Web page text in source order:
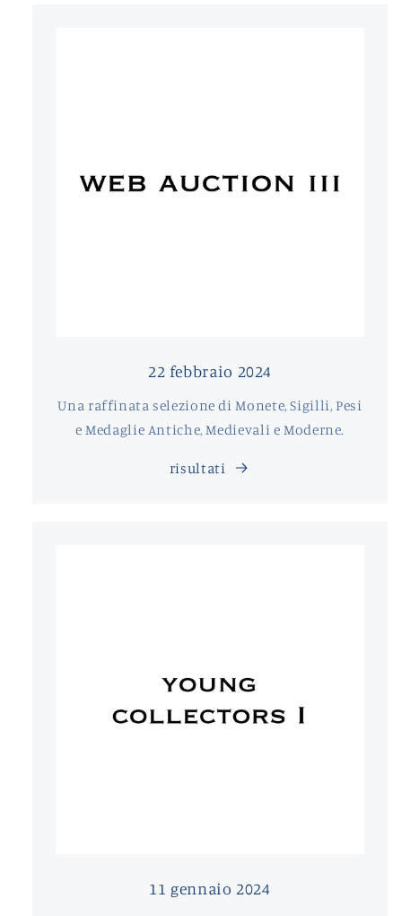
22 febbraio 2024
Una raffinata selezione di Monete, Sigilli, Pesi
e Medaglie Antiche, Medievali e Moderne.
risultati
11 gennaio 2024